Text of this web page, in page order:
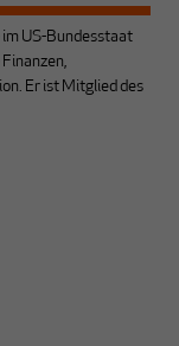
US-Bundesstaat
Er ist Mitglied des